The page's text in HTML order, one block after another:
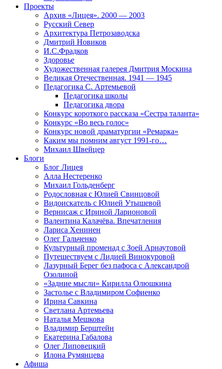
Проекты
Архив «Лицея». 2000 — 2003
Русский Север
Архитектура Петрозаводска
Дмитрий Новиков
И.С.Фрадков
Здоровье
Художественная галерея Дмитрия Москина
Великая Отечественная. 1941 — 1945
Педагогика С. Артемьевой
Педагогика школы
Педагогика двора
Конкурс короткого рассказа «Сестра таланта»
Конкурс «Во весь голос»
Конкурс новой драматургии «Ремарка»
Каким мы помним август 1991-го…
Михаил Швейцер
Блоги
Блог Лицея
Алла Нестеренко
Михаил Гольденберг
Родословная с Юлией Свинцовой
Видоискатель с Юлией Утышевой
Вернисаж с Ириной Ларионовой
Валентина Калачёва. Впечатления
Лариса Хенинен
Олег Гальченко
Культурный променад с Зоей Арнаутовой
Путешествуем с Лидией Винокуровой
Лазурный Берег без пафоса с Александрой
Озолиной
«Задние мысли» Кирилла Олюшкина
Застолье с Владимиром Софиенко
Ирина Савкина
Светлана Артемьева
Наталья Мешкова
Владимир Берштейн
Екатерина Габалова
Олег Липовецкий
Илона Румянцева
Афиша